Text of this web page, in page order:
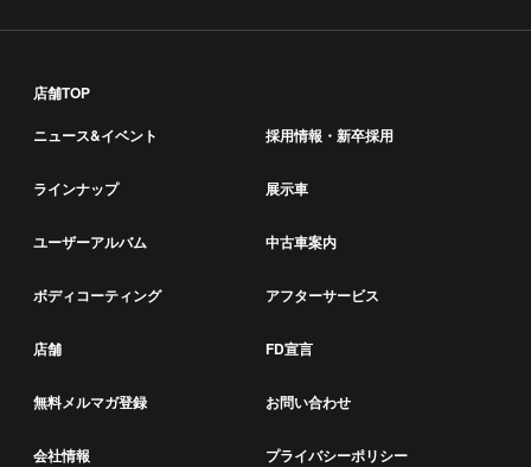
店舗TOP
ニュース&イベント
採用情報・新卒採用
ラインナップ 展示車
ユーザーアルバム 中古車案内
ボディコーティング アフターサービス
店舗 FD宣言
無料メルマガ登録 お問い合わせ
会社情報 プライバシーポリシー